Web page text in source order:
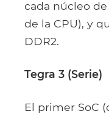
cada núcleo
de la CPU), y
DDR2.
Tegra 3 (Serie)
El primer SoC